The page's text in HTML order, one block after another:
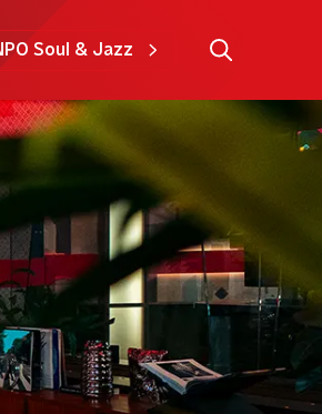
Soul & Jazz